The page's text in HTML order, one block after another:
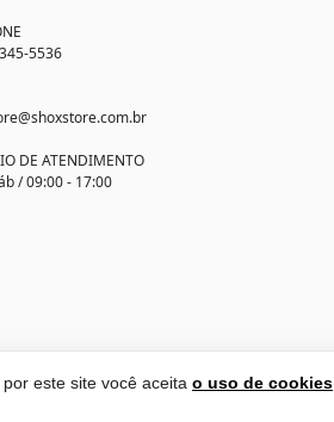
5536
DE ATENDIMENTO
/ 09:00 - 17:00
LTDA CNPJ: 32.346.663/0001-59
este site você aceita o uso de cookies